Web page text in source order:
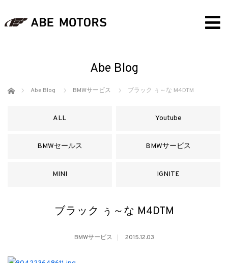
Abe Blog
ホーム Abe Blog BMWサービス ブラック ぅ～な M4DTM
ALL Youtube
BMWセールス BMWサービス
MINI IGNITE
ブラック ぅ～な M4DTM
BMWサービス 2015.12.03